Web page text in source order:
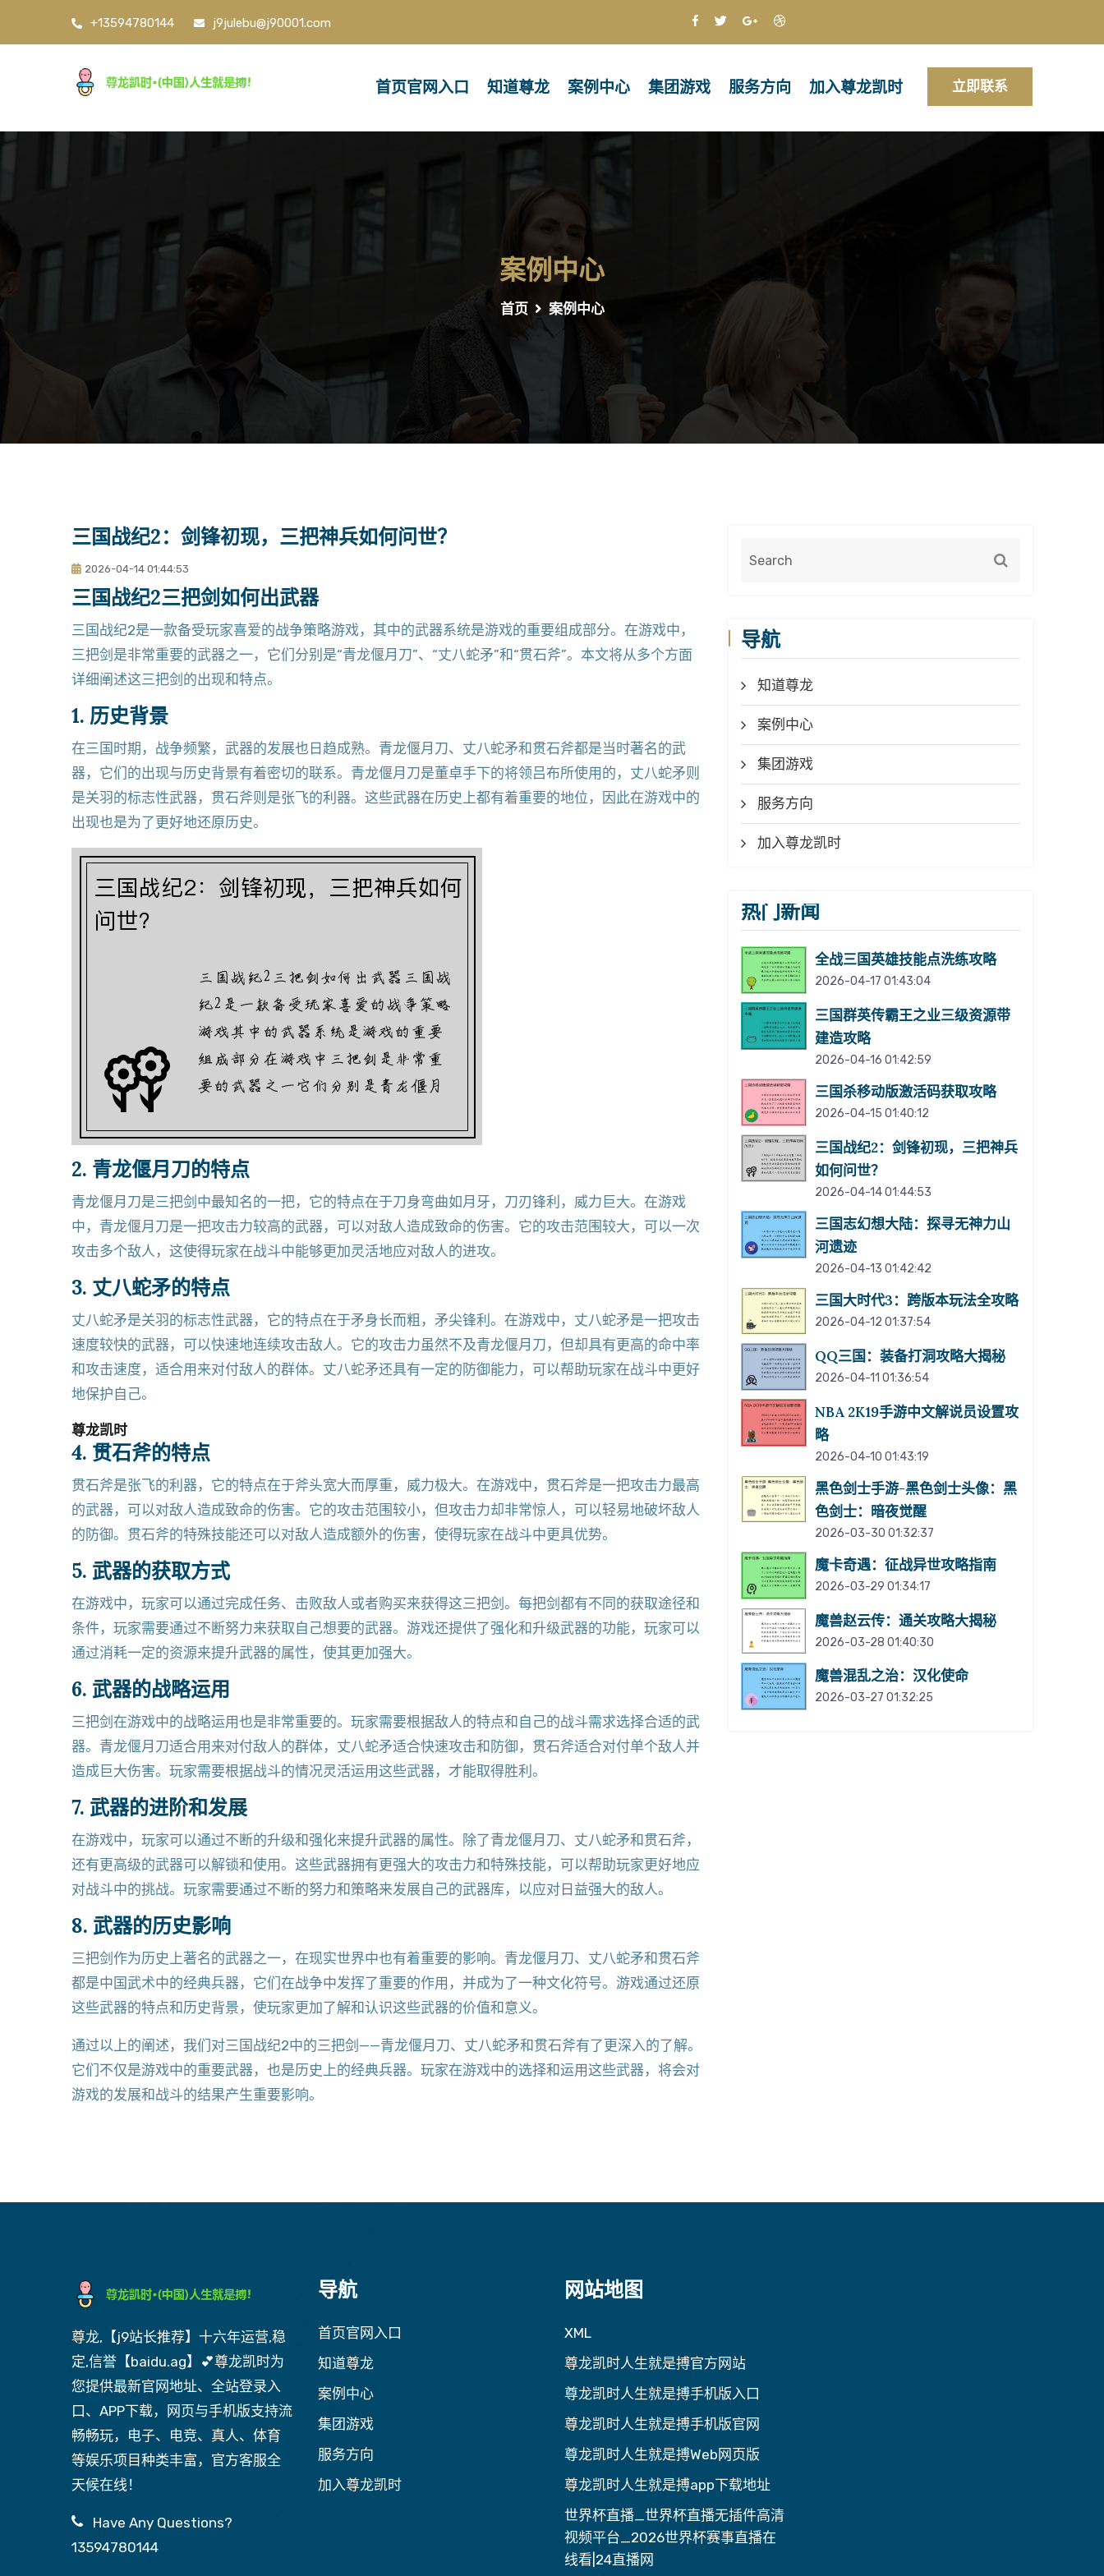
+13594780144 j9julebu@j90001.com
首页官网入口 知道尊龙 案例中心 集团游戏 服务方向 加入尊龙凯时 立即联系
案例中心
首页 案例中心
三国战纪2：剑锋初现，三把神兵如何问世？
2026-04-14 01:44:53
三国战纪2三把剑如何出武器
三国战纪2是一款备受玩家喜爱的战争策略游戏，其中的武器系统是游戏的重要组成部分。在游戏中，
三把剑是非常重要的武器之一，它们分别是“青龙偃月刀”、“丈八蛇矛”和“贯石斧”。本文将从多个方面
详细阐述这三把剑的出现和特点。
1. 历史背景
在三国时期，战争频繁，武器的发展也日趋成熟。青龙偃月刀、丈八蛇矛和贯石斧都是当时著名的武
器，它们的出现与历史背景有着密切的联系。青龙偃月刀是董卓手下的将领吕布所使用的，丈八蛇矛则
是关羽的标志性武器，贯石斧则是张飞的利器。这些武器在历史上都有着重要的地位，因此在游戏中的
出现也是为了更好地还原历史。
2. 青龙偃月刀的特点
青龙偃月刀是三把剑中最知名的一把，它的特点在于刀身弯曲如月牙，刀刃锋利，威力巨大。在游戏
中，青龙偃月刀是一把攻击力较高的武器，可以对敌人造成致命的伤害。它的攻击范围较大，可以一次
攻击多个敌人，这使得玩家在战斗中能够更加灵活地应对敌人的进攻。
3. 丈八蛇矛的特点
丈八蛇矛是关羽的标志性武器，它的特点在于矛身长而粗，矛尖锋利。在游戏中，丈八蛇矛是一把攻击
速度较快的武器，可以快速地连续攻击敌人。它的攻击力虽然不及青龙偃月刀，但却具有更高的命中率
和攻击速度，适合用来对付敌人的群体。丈八蛇矛还具有一定的防御能力，可以帮助玩家在战斗中更好
地保护自己。
尊龙凯时
4. 贯石斧的特点
贯石斧是张飞的利器，它的特点在于斧头宽大而厚重，威力极大。在游戏中，贯石斧是一把攻击力最高
的武器，可以对敌人造成致命的伤害。它的攻击范围较小，但攻击力却非常惊人，可以轻易地破坏敌人
的防御。贯石斧的特殊技能还可以对敌人造成额外的伤害，使得玩家在战斗中更具优势。
5. 武器的获取方式
在游戏中，玩家可以通过完成任务、击败敌人或者购买来获得这三把剑。每把剑都有不同的获取途径和
条件，玩家需要通过不断努力来获取自己想要的武器。游戏还提供了强化和升级武器的功能，玩家可以
通过消耗一定的资源来提升武器的属性，使其更加强大。
6. 武器的战略运用
三把剑在游戏中的战略运用也是非常重要的。玩家需要根据敌人的特点和自己的战斗需求选择合适的武
器。青龙偃月刀适合用来对付敌人的群体，丈八蛇矛适合快速攻击和防御，贯石斧适合对付单个敌人并
造成巨大伤害。玩家需要根据战斗的情况灵活运用这些武器，才能取得胜利。
7. 武器的进阶和发展
在游戏中，玩家可以通过不断的升级和强化来提升武器的属性。除了青龙偃月刀、丈八蛇矛和贯石斧，
还有更高级的武器可以解锁和使用。这些武器拥有更强大的攻击力和特殊技能，可以帮助玩家更好地应
对战斗中的挑战。玩家需要通过不断的努力和策略来发展自己的武器库，以应对日益强大的敌人。
8. 武器的历史影响
三把剑作为历史上著名的武器之一，在现实世界中也有着重要的影响。青龙偃月刀、丈八蛇矛和贯石斧
都是中国武术中的经典兵器，它们在战争中发挥了重要的作用，并成为了一种文化符号。游戏通过还原
这些武器的特点和历史背景，使玩家更加了解和认识这些武器的价值和意义。
通过以上的阐述，我们对三国战纪2中的三把剑——青龙偃月刀、丈八蛇矛和贯石斧有了更深入的了解。
它们不仅是游戏中的重要武器，也是历史上的经典兵器。玩家在游戏中的选择和运用这些武器，将会对
游戏的发展和战斗的结果产生重要影响。
导航
知道尊龙
案例中心
集团游戏
服务方向
加入尊龙凯时
热门新闻
全战三国英雄技能点洗练攻略
2026-04-17 01:43:04
三国群英传霸王之业三级资源带
建造攻略
2026-04-16 01:42:59
三国杀移动版激活码获取攻略
2026-04-15 01:40:12
三国战纪2：剑锋初现，三把神兵
如何问世？
2026-04-14 01:44:53
三国志幻想大陆：探寻无神力山
河遗迹
2026-04-13 01:42:42
三国大时代3：跨版本玩法全攻略
2026-04-12 01:37:54
QQ三国：装备打洞攻略大揭秘
2026-04-11 01:36:54
NBA 2K19手游中文解说员设置攻
略
2026-04-10 01:43:19
黑色剑士手游-黑色剑士头像：黑
色剑士：暗夜觉醒
2026-03-30 01:32:37
魔卡奇遇：征战异世攻略指南
2026-03-29 01:34:17
魔兽赵云传：通关攻略大揭秘
2026-03-28 01:40:30
魔兽混乱之治：汉化使命
2026-03-27 01:32:25
尊龙,【j9站长推荐】十六年运营,稳
定,信誉【baidu.ag】💕尊龙凯时为
您提供最新官网地址、全站登录入
口、APP下载，网页与手机版支持流
畅畅玩，电子、电竞、真人、体育
等娱乐项目种类丰富，官方客服全
天候在线！
Have Any Questions?
13594780144
导航
首页官网入口
知道尊龙
案例中心
集团游戏
服务方向
加入尊龙凯时
网站地图
XML
尊龙凯时人生就是搏官方网站
尊龙凯时人生就是搏手机版入口
尊龙凯时人生就是搏手机版官网
尊龙凯时人生就是搏Web网页版
尊龙凯时人生就是搏app下载地址
世界杯直播_世界杯直播无插件高清
视频平台_2026世界杯赛事直播在
线看|24直播网